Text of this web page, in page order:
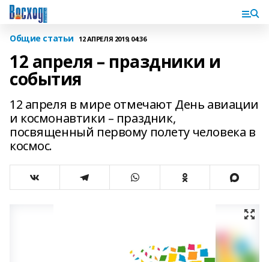
Общие статьи 12 АПРЕЛЯ 2019, 04:36
12 апреля – праздники и
события
12 апреля в мире отмечают День авиации
и космонавтики – праздник,
посвященный первому полету человека в
космос.